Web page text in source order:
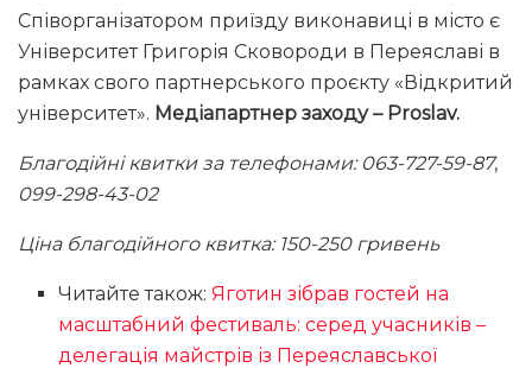
Співорганізатором приїзду виконавиці в місто є
Університет Григорія Сковороди в Переяславі в
рамках свого партнерського проєкту «Відкритий
університет». Медіапартнер заходу – Proslav.
Благодійні квитки за телефонами: 063-727-59-87,
099-298-43-02
Ціна благодійного квитка: 150-250 гривень
Читайте також:Яготин зібрав гостей на
масштабний фестиваль: серед учасників –
делегація майстрів із Переяславської